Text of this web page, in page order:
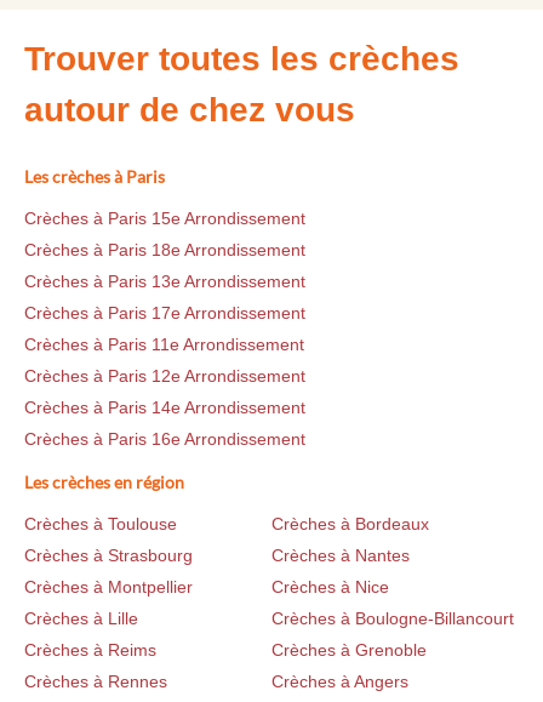
Trouver toutes les crèches
autour de chez vous
Les crèches à Paris
Crèches à Paris 15e Arrondissement
Crèches à Paris 18e Arrondissement
Crèches à Paris 13e Arrondissement
Crèches à Paris 17e Arrondissement
Crèches à Paris 11e Arrondissement
Crèches à Paris 12e Arrondissement
Crèches à Paris 14e Arrondissement
Crèches à Paris 16e Arrondissement
Les crèches en région
Crèches à Toulouse
Crèches à Bordeaux
Crèches à Strasbourg
Crèches à Nantes
Crèches à Montpellier
Crèches à Nice
Crèches à Lille
Crèches à Boulogne-Billancourt
Crèches à Reims
Crèches à Grenoble
Crèches à Rennes
Crèches à Angers